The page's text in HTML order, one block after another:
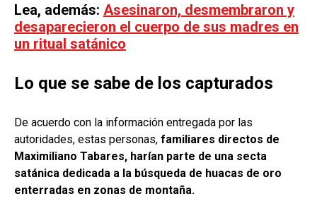
Lea, además: Asesinaron, desmembraron y
desaparecieron el cuerpo de sus madres en
un ritual satánico
Lo que se sabe de los capturados
De acuerdo con la información entregada por las
autoridades, estas personas, familiares directos de
Maximiliano Tabares, harían parte de una secta
satánica dedicada a la búsqueda de huacas de oro
enterradas en zonas de montaña.